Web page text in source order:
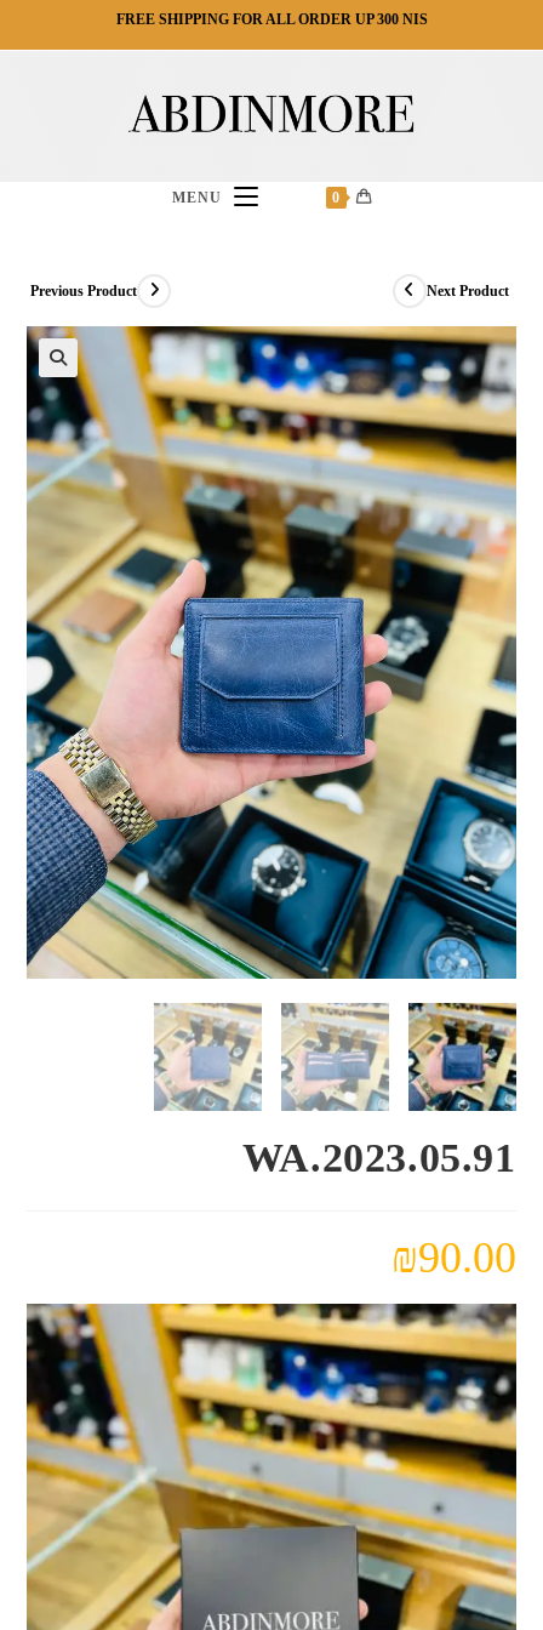
FREE SHIPPING FOR ALL ORDER UP 300 NIS
0
MENU
Previous Product Next Product
WA.2023.05.91
₪90.00